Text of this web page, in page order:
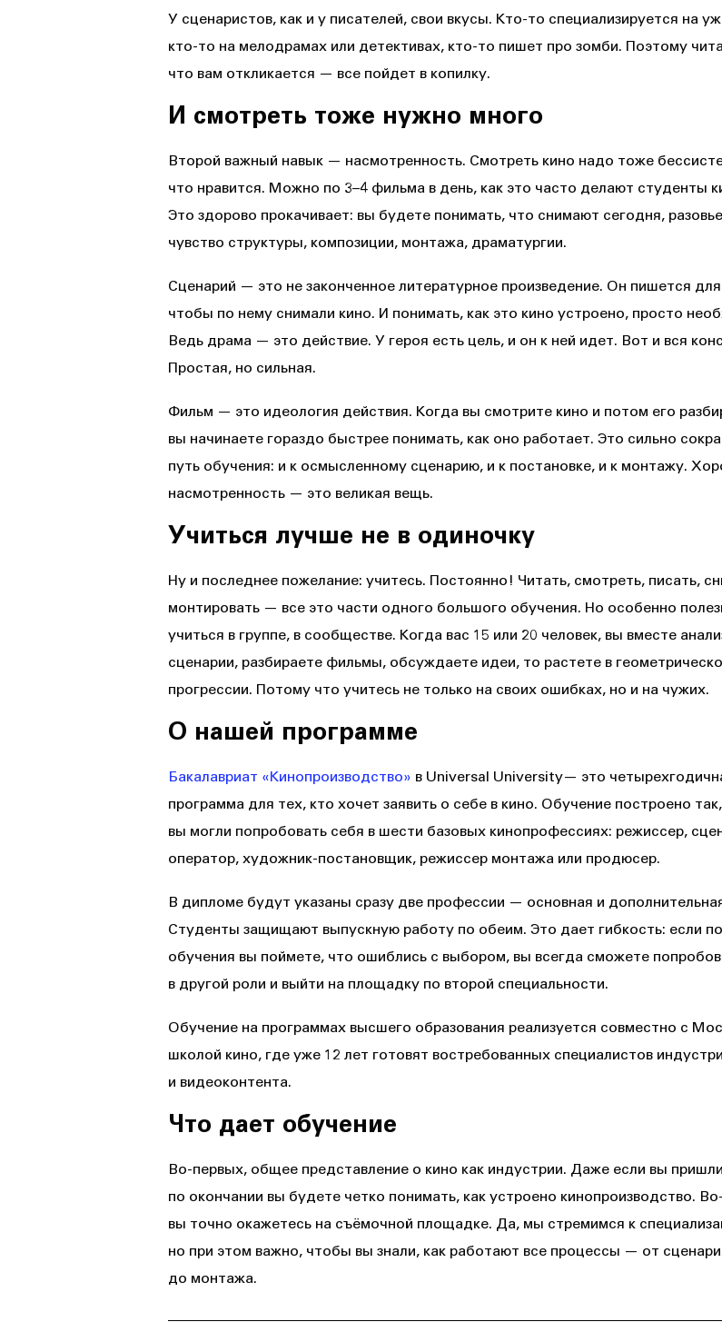
У сценаристов, как и у писателей, свои вкусы. Кто-то специализируется на
кто-то на мелодрамах или детективах, кто-то пишет про зомби. Поэтому
что вам откликается — все пойдет в копилку.
И смотреть тоже нужно много
Второй важный навык — насмотренность. Смотреть кино надо тоже
что нравится. Можно по 3–4 фильма в день, как это часто делают студенты
Это здорово прокачивает: вы будете понимать, что снимают сегодня,
чувство структуры, композиции, монтажа, драматургии.
Сценарий — это не законченное литературное произведение. Он пишется
чтобы по нему снимали кино. И понимать, как это кино устроено, просто
Ведь драма — это действие. У героя есть цель, и он к ней идет. Вот и вся
Простая, но сильная.
Фильм — это идеология действия. Когда вы смотрите кино и потом его
вы начинаете гораздо быстрее понимать, как оно работает. Это сильно
путь обучения: и к осмысленному сценарию, и к постановке, и к монтажу.
насмотренность — это великая вещь.
Учиться лучше не в одиночку
Ну и последнее пожелание: учитесь. Постоянно! Читать, смотреть, писать,
монтировать — все это части одного большого обучения. Но особенно
учиться в группе, в сообществе. Когда вас 15 или 20 человек, вы вместе
сценарии, разбираете фильмы, обсуждаете идеи, то растете в
прогрессии. Потому что учитесь не только на своих ошибках, но и на чужих.
О нашей программе
Бакалавриат «Кинопроизводство» в Universal University— это
программа для тех, кто хочет заявить о себе в кино. Обучение построено
вы могли попробовать себя в шести базовых кинопрофессиях: режиссер,
оператор, художник-постановщик, режиссер монтажа или продюсер.
В дипломе будут указаны сразу две профессии — основная и
Студенты защищают выпускную работу по обеим. Это дает гибкость: если
обучения вы поймете, что ошиблись с выбором, вы всегда сможете
в другой роли и выйти на площадку по второй специальности.
Обучение на программах высшего образования реализуется совместно с
школой кино, где уже 12 лет готовят востребованных специалистов
и видеоконтента.
Что дает обучение
Во-первых, общее представление о кино как индустрии. Даже если вы
по окончании вы будете четко понимать, как устроено кинопроизводство.
вы точно окажетесь на съёмочной площадке. Да, мы стремимся к
но при этом важно, чтобы вы знали, как работают все процессы — от
до монтажа.